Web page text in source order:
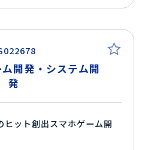
開発・システム開
発
ヒット創出スマホゲーム開